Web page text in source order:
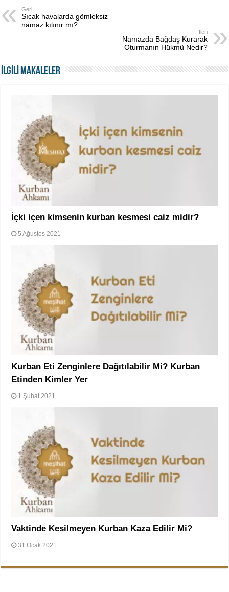
Geri
Sıcak havalarda gömleksiz
namaz kılınır mı?
İleri
Namazda Bağdaş Kurarak
Oturmanın Hükmü Nedir?
İLGİLİ MAKALELER
İçki içen kimsenin kurban kesmesi caiz midir?
5 Ağustos 2021
Kurban Eti Zenginlere Dağıtılabilir Mi? Kurban
Etinden Kimler Yer
1 Şubat 2021
Vaktinde Kesilmeyen Kurban Kaza Edilir Mi?
31 Ocak 2021